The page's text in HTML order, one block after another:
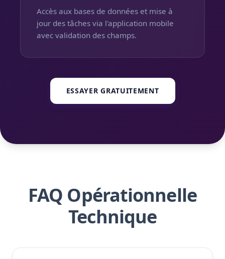
Accès aux bases de données et mise à
jour des tâches via l'application mobile
avec validation des champs.
ESSAYER GRATUITEMENT
FAQ Opérationnelle
Technique